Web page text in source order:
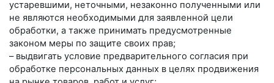
устаревшими, неточными, незаконно полученными или
не являются необходимыми для заявленной цели
обработки, а также принимать предусмотренные
законом меры по защите своих прав;
– выдвигать условие предварительного согласия при
обработке персональных данных в целях продвижения